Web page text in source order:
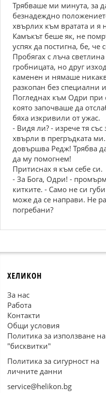
Трябваше ми минута, за
безнадеждно
хвърлих към вратата и я
Камъкът беше як, не
успях да постигна, бе, че
Пробягах с лъча
гробницата, но друг
каменен и нямаше
разкопан без специални
Погледнах към Одри при
която започваше да
бяха изкривили от ужас.
- Видя ли? - изрече тя със
хвърли в прегръдката
довършва Редж! Трябва
да му помогнем!
Притиснах я към себе си.
- За Бога, Одри! -
китките. - Само не си
може да се направи. Не
погребани?
ХЕЛИКОН
За нас
Работа
Контакти
Общи условия
Политика за използване на
"бисквитки"
Политика за сигурност на
личните данни
service@helikon.bg